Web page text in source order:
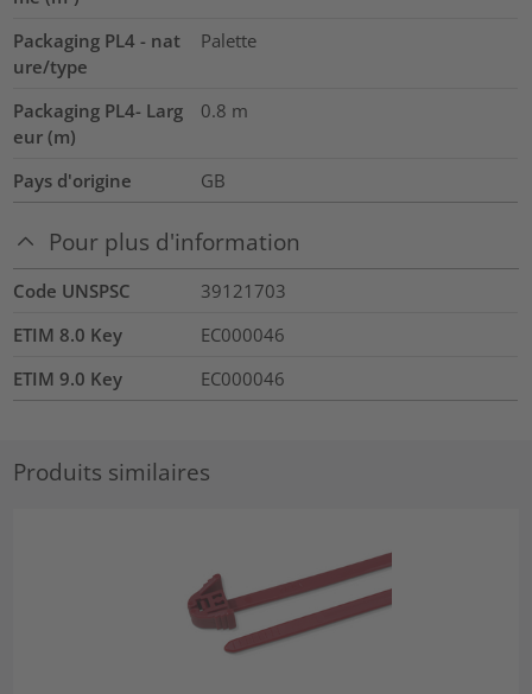
Packaging PL4 - nat
ure/type
Palette
Packaging PL4- Larg
eur (m)
0.8 m
Pays d'origine GB
Pour plus d'information
Code UNSPSC
39121703
ETIM 8.0 Key
EC000046
ETIM 9.0 Key
EC000046
Produits similaires